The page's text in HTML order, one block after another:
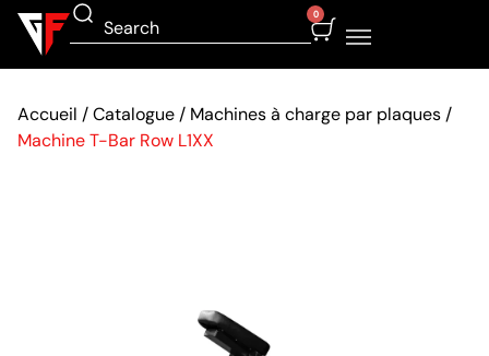
0
Accueil /Catalogue / Machines à charge par plaques /
Machine T-Bar Row L1XX